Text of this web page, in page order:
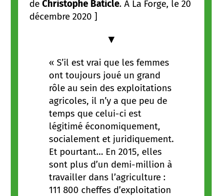
de Christophe Baticle. À La Forge, le 20
décembre 2020 ]
▼
« S’il est vrai que les femmes
ont toujours joué un grand
rôle au sein des exploitations
agricoles, il n’y a que peu de
temps que celui-ci est
légitimé économiquement,
socialement et juridiquement.
Et pourtant… En 2015, elles
sont plus d’un demi-million à
travailler dans l’agriculture :
111 800 cheffes d’exploitation